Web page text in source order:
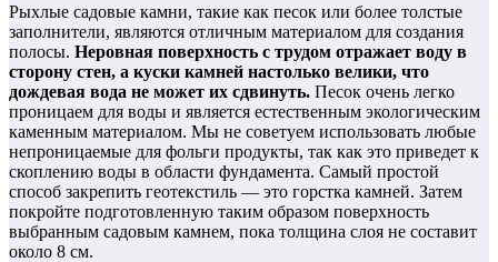
Рыхлые садовые камни, такие как песок или более толстые
заполнители, являются отличным материалом для создания
полосы. Неровная поверхность с трудом отражает воду в
сторону стен, а куски камней настолько велики, что
дождевая вода не может их сдвинуть. Песок очень легко
проницаем для воды и является естественным экологическим
каменным материалом. Мы не советуем использовать любые
непроницаемые для фольги продукты, так как это приведет к
скоплению воды в области фундамента. Самый простой
способ закрепить геотекстиль — это горстка камней. Затем
покройте подготовленную таким образом поверхность
выбранным садовым камнем, пока толщина слоя не составит
около 8 см.